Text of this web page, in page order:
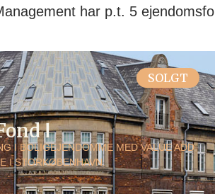
har p.t. 5
SOLGT
Ⅰ
I BOLIGEJENDOMME MED VALUE ADD
I STORKØBENHAVN.